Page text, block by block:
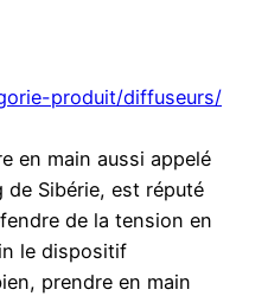
produit/diffuseurs/
en main aussi appelé
de Sibérie, est réputé
de la tension en
le dispositif
prendre en main